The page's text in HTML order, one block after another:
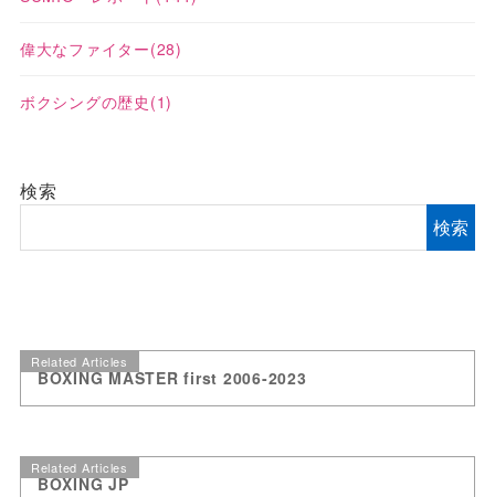
偉大なファイター(28)
ボクシングの歴史 (1)
検索
検索
Related Articles
BOXING MASTER first 2006-2023
Related Articles
BOXING JP